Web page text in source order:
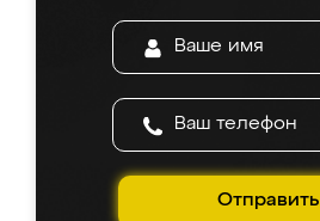
Отправить